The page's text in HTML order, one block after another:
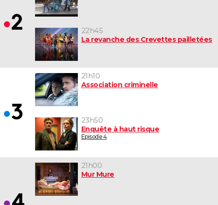
22h45
La revanche des Crevettes pailletées
21h10
Association criminelle
23h50
Enquête à haut risque
Episode 4
21h00
Mur Mure